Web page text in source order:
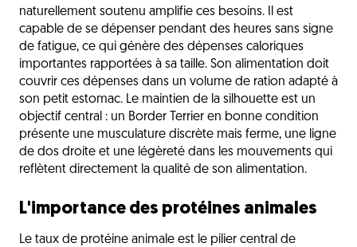
naturellement soutenu amplifie ces besoins. Il est
capable de se dépenser pendant des heures sans signe
de fatigue, ce qui génère des dépenses caloriques
importantes rapportées à sa taille. Son alimentation doit
couvrir ces dépenses dans un volume de ration adapté à
son petit estomac. Le maintien de la silhouette est un
objectif central : un Border Terrier en bonne condition
présente une musculature discrète mais ferme, une ligne
de dos droite et une légèreté dans les mouvements qui
reflètent directement la qualité de son alimentation.
L'importance des protéines animales
Le taux de protéine animale est le pilier central de